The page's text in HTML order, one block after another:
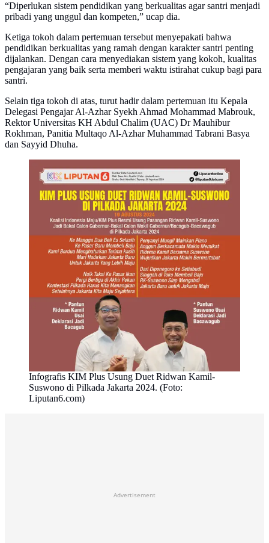
“Diperlukan sistem pendidikan yang berkualitas agar santri menjadi
pribadi yang unggul dan kompeten,” ucap dia.
Ketiga tokoh dalam pertemuan tersebut menyepakati bahwa
pendidikan berkualitas yang ramah dengan karakter santri penting
dijalankan. Dengan cara menyediakan sistem yang kokoh, kualitas
pengajaran yang baik serta memberi waktu istirahat cukup bagi para
santri.
Selain tiga tokoh di atas, turut hadir dalam pertemuan itu Kepala
Delegasi Pengajar Al-Azhar Syekh Ahmad Mohammad Mabrouk,
Rektor Universitas KH Abdul Chalim (UAC) Dr Mauhibur
Rokhman, Panitia Multaqo Al-Azhar Muhammad Tabrani Basya
dan Sayyid Dhuha.
Infografis KIM Plus Usung Duet Ridwan Kamil-
Suswono di Pilkada Jakarta 2024. (Foto:
Liputan6.com)
Advertisement